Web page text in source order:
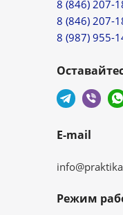
8 (846) 207-
8 (846) 207-
8 (987) 955-
E-mail
Режим